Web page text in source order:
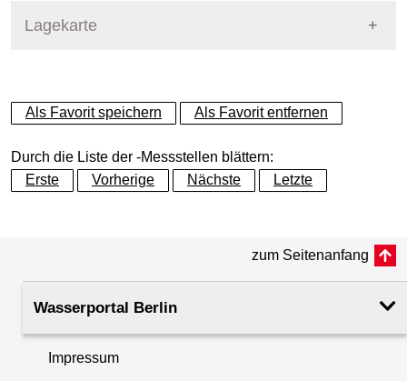
Lagekarte
+
−
Als Favorit speichern Als Favorit entfernen
Durch die Liste der -Messstellen blättern:
Erste
Vorherige Nächste Letzte
zum Seitenanfang
Wasserportal Berlin
Impressum